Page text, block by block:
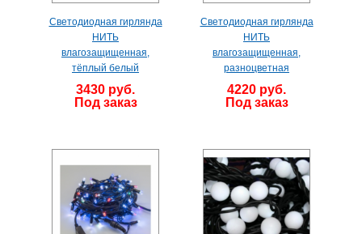
Светодиодная гирлянда
НИТЬ
влагозащищенная,
тёплый белый
3430 руб.
Под заказ
Светодиодная гирлянда
НИТЬ
влагозащищенная,
разноцветная
4220 руб.
Под заказ